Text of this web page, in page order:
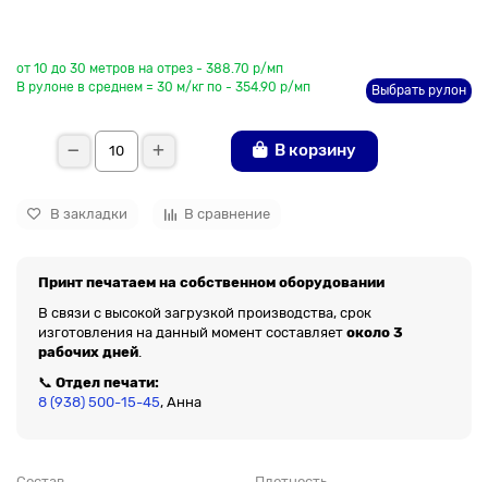
от 10 до 30 метров на отрез - 388.70 р/мп
В рулоне в среднем = 30 м/кг по - 354.90 р/мп
Выбрать рулон
В корзину
В закладки В сравнение
Принт печатаем на собственном оборудовании
В связи с высокой загрузкой производства, срок
изготовления на данный момент составляет около 3
рабочих дней
📞 Отдел печати:
8 (938) 500-15-45, Анна